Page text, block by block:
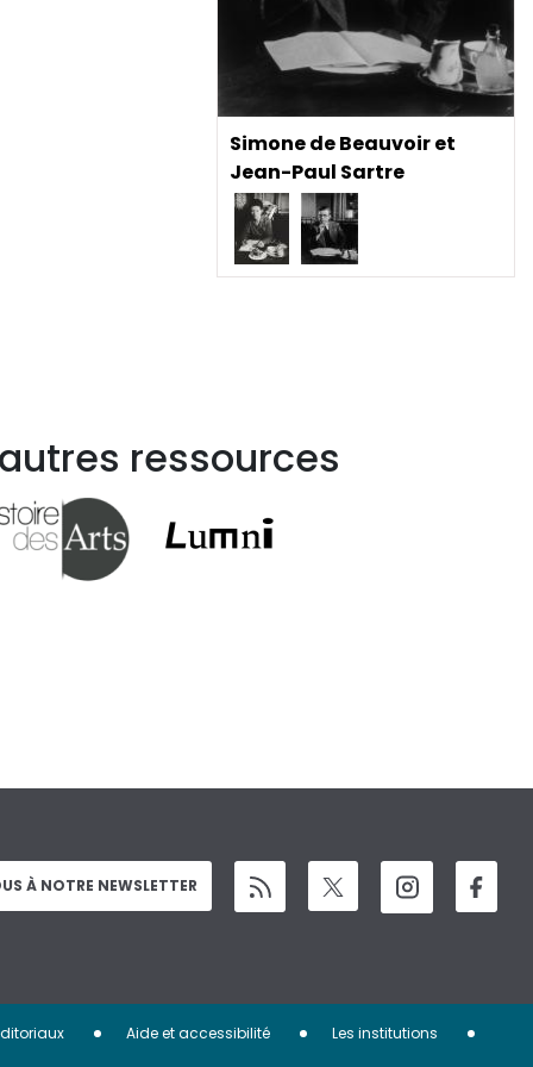
Simone de Beauvoir et
Jean-Paul Sartre
ressources
À NOTRE NEWSLETTER
Aide et accessibilité
Les institutions